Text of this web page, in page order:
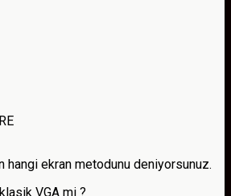
hangi ekran metodunu deniyorsunuz.
VGA mi ?